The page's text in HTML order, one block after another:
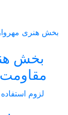
بخش